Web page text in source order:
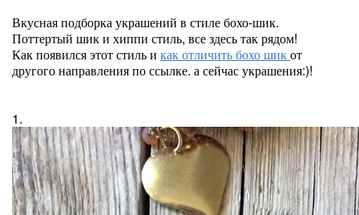
Вкусная подборка украшений в стиле бохо-шик.
Поттертый шик и хиппи стиль, все здесь так рядом!
Как появился этот стиль и как отличить бохо шикот
другого направления по ссылке. а сейчас украшения:)!
1.